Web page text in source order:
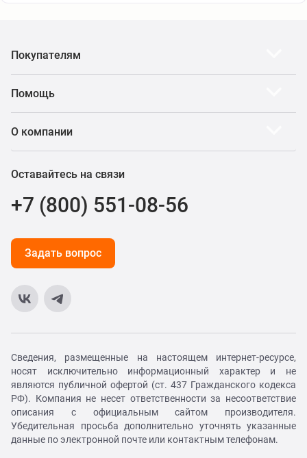
Покупателям
Помощь
О компании
Оставайтесь на связи
+7 (800) 551-08-56
Задать вопрос
Сведения, размещенные на настоящем интернет-ресурсе,
носят исключительно информационный характер и не
являются публичной офертой (ст. 437 Гражданского кодекса
РФ). Компания не несет ответственности за несоответствие
описания с официальным сайтом производителя.
Убедительная просьба дополнительно уточнять указанные
данные по электронной почте или контактным телефонам.